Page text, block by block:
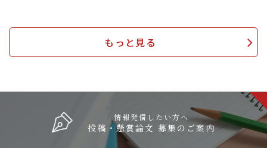
もっと見る
情報発信したい方へ
投稿・懸賞論文 募集のご案内